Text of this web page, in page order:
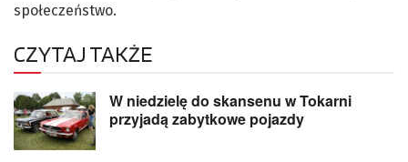
społeczeństwo.
CZYTAJ TAKŻE
W niedzielę do skansenu w Tokarni
przyjadą zabytkowe pojazdy